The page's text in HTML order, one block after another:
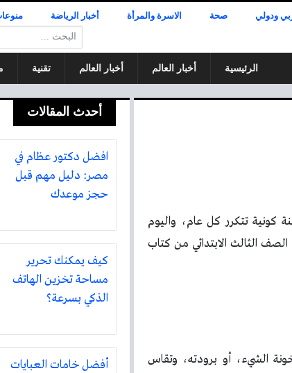
ودولي صحة الاسرة والمرأة أخبار الرياضة
البحث:
الرئيسية أخبار العالم أخبار العالم تقنية
تتكرر كل عام، واليوم
الصف الثالث الابتدائي من كتاب
الشيء، أو برودته، وتقاس
أحدث المقالات
افضل دكتور عظام في
مصر: دليل مهم قبل
حجز موعدك
كيف يمكنك تحرير
مساحة تخزين الهاتف
الذكي بسرعة؟
أفضل خامات العبايات